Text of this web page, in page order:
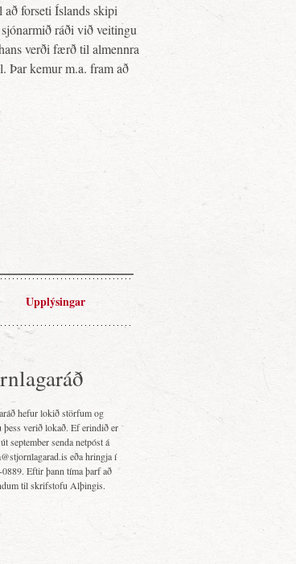
forseti Íslands skipi
ráði við veitingu
verði færð til almennra
Þar kemur m.a. fram að
Upplýsingar
hefur lokið störfum og
verið lokað. Ef erindið er
september senda netpóst á
eða hringja í
Eftir þann tíma þarf að
til skrifstofu Alþingis.